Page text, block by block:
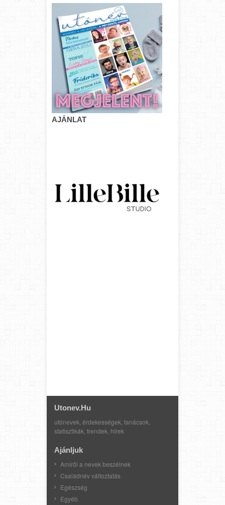
AJÁNLAT
Utonev.hu
utónevek, érdekességek, tanácsok,
statisztikák, trendek, hírek
Ajánljuk
Amiről a nevek beszélnek
Családnév változtatás
Egészség
Egyéb